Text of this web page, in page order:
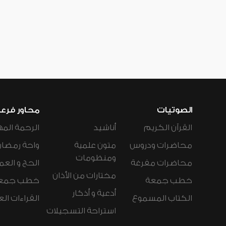
الصوتيات
القرآن الكريم
محاضرات ودروس
محاضرات مفرغة
خطب جمعة
الكتاب المسموع
أناشيد
متون علمية
ومنظومات
مختارات من الأذان
أدعية و أذكار
استراحة التسجيلات
محاور
الرحمة
واحة
الحج و
خطب
القراءات